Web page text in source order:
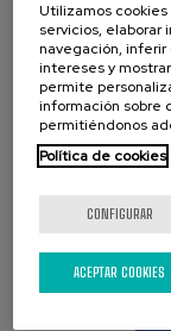
Utilizamos
servicios, elaborar
navegación,
intereses y
permite
información sobre
permitiéndonos
Política de cookies
CONFIGURAR
ACEPTAR COOKIES